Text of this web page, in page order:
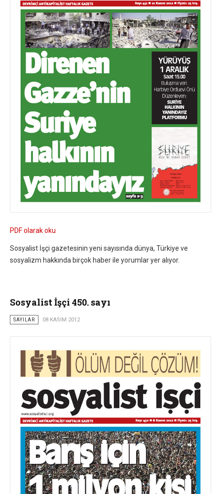
PDF olarak oku
Sosyalist İşçi gazetesinin yeni sayısında dünya, Türkiye ve
sosyalizm hakkında birçok haber ile yorumlar yer alıyor.
Sosyalist İşçi 450. sayı
SAYILAR 08 KASIM 2012